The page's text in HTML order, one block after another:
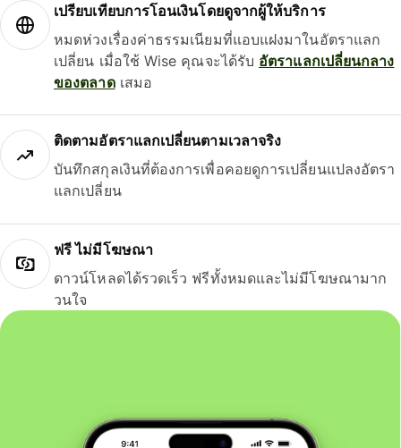
เปรียบเทียบการโอนเงินโดยดูจากผู้ให้บริการ
หมดห่วงเรื่องค่าธรรมเนียมที่แอบแฝงมาในอัตราแลก
เปลี่ยน เมื่อใช้ Wise คุณจะได้รับ อัตราแลกเปลี่ยนกลาง
ของตลาดเสมอ
ติดตามอัตราแลกเปลี่ยนตามเวลาจริง
บันทึกสกุลเงินที่ต้องการเพื่อคอยดูการเปลี่ยนแปลงอัตรา
แลกเปลี่ยน
ฟรี ไม่มีโฆษณา
ดาวน์โหลดได้รวดเร็ว ฟรีทั้งหมดและไม่มีโฆษณามาก
วนใจ